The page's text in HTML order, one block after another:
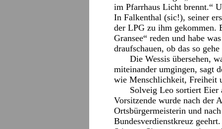
im Pfarrhaus Licht brennt.“
In Falkenthal (sic!), seiner
der LPG zu ihm gekommen.
Gransee“ reden und habe
draufschauen, ob das so
Die Wessis übersehen,
miteinander umgingen, sagt
wie Menschlichkeit, Freiheit
Solveig Leo sortiert
Vorsitzende wurde nach der
Ortsbürgermeisterin und
Bundesverdienstkreuz